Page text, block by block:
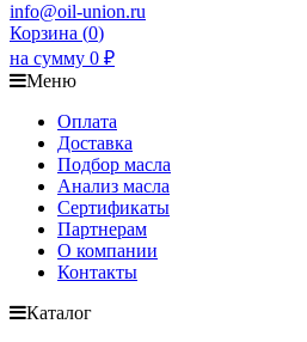
info@oil-union.ru
Корзина (0)
на сумму 0 ₽
Меню
Оплата
Доставка
Подбор масла
Анализ масла
Сертификаты
Партнерам
О компании
Контакты
Каталог